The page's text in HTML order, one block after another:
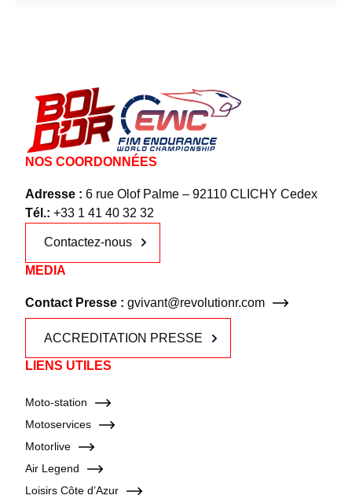
NOS COORDONNÉES
Adresse : 6 rue Olof Palme – 92110 CLICHY Cedex
Tél.: +33 1 41 40 32 32
Contactez-nous
MEDIA
Contact Presse : gvivant@revolutionr.com
ACCREDITATION PRESSE
LIENS UTILES
Moto-station
Motoservices
Motorlive
Air Legend
Loisirs Côte d’Azur